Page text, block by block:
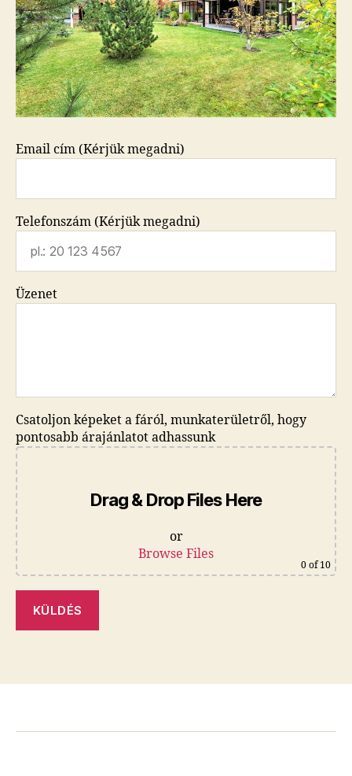
Email cím (Kérjük megadni)
Telefonszám (Kérjük megadni)
Üzenet
Csatoljon képeket a fáról, munkaterületről, hogy
pontosabb árajánlatot adhassunk
Drag & Drop Files Here
or
Browse Files
0 of 10